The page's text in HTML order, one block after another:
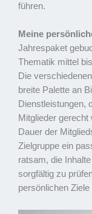
führen.
Meine
Jahrespaket
Thematik mittel
Die
breite Palette an
Dienstleistungen,
Mitglieder
Dauer der
Zielgruppe ein
ratsam, die
sorgfältig zu
persönlichen